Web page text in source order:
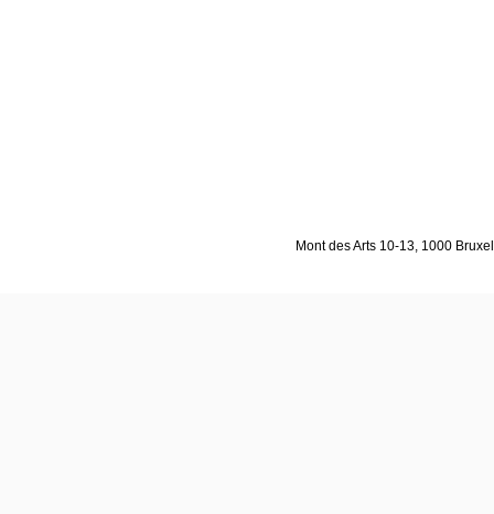
Mont des Arts 10-13, 1000